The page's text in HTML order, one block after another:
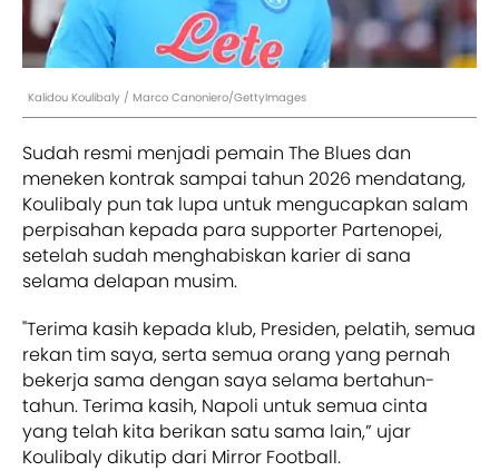
Kalidou Koulibaly / Marco Canoniero/GettyImages
Sudah resmi menjadi pemain The Blues dan
meneken kontrak sampai tahun 2026 mendatang,
Koulibaly pun tak lupa untuk mengucapkan salam
perpisahan kepada para supporter Partenopei,
setelah sudah menghabiskan karier di sana
selama delapan musim.
"Terima kasih kepada klub, Presiden, pelatih, semua
rekan tim saya, serta semua orang yang pernah
bekerja sama dengan saya selama bertahun-
tahun. Terima kasih, Napoli untuk semua cinta
yang telah kita berikan satu sama lain,” ujar
Koulibaly dikutip dari Mirror Football.